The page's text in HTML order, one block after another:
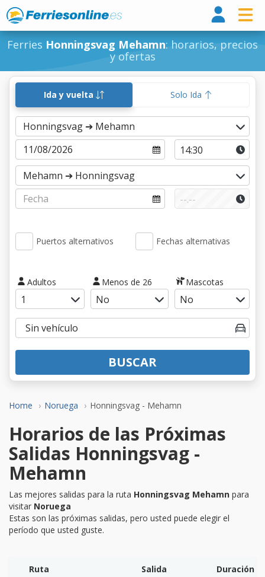
Ferries Honningsvag Mehamn: horarios, precios
y ofertas
Home Noruega Honningsvag - Mehamn
Ida y vuelta Solo Ida
Puertos alternativos Fechas alternativas
Adultos Menos de 26 Mascotas
BUSCAR
Horarios de las Próximas
Salidas Honningsvag -
Mehamn
Las mejores salidas para la ruta Honningsvag Mehamn para
visitar Noruega
Estas son las próximas salidas, pero usted puede elegir el
período que usted guste.
Ruta Salida
Duración